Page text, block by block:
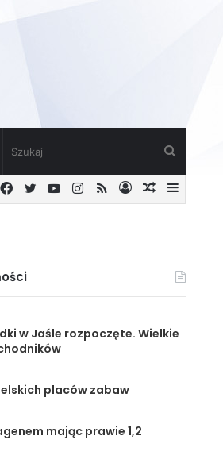
Losowy
Zaloguj
RSS
Instagram
YouTube
Twitter
Facebook
w Jaśle rozpoczęte. Wielkie
placów zabaw
mając prawie 1,2